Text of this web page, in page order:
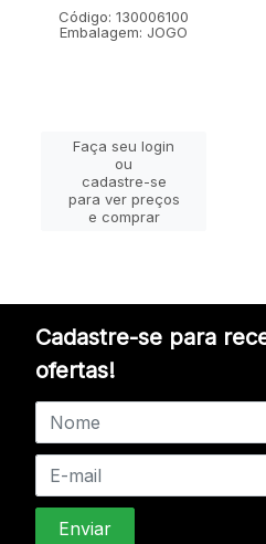
Código: 130006100
Embalagem: JOGO
Faça seu login
ou
cadastre-se
para ver preços
e comprar
Cadastre-se para
ofertas!